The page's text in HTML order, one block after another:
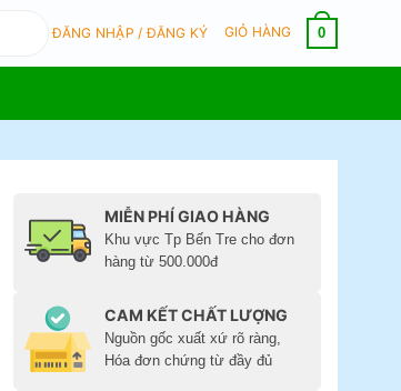
ĐĂNG NHẬP / ĐĂNG KÝ GIỎ HÀNG 0
MIỄN PHÍ GIAO HÀNG
Khu vực Tp Bến Tre cho đơn
hàng từ 500.000đ
CAM KẾT CHẤT LƯỢNG
Nguồn gốc xuất xứ rõ ràng,
Hóa đơn chứng từ đầy đủ